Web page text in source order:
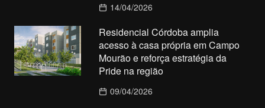
14/04/2026
Residencial Córdoba amplia
acesso à casa própria em Campo
Mourão e reforça estratégia da
Pride na região
09/04/2026